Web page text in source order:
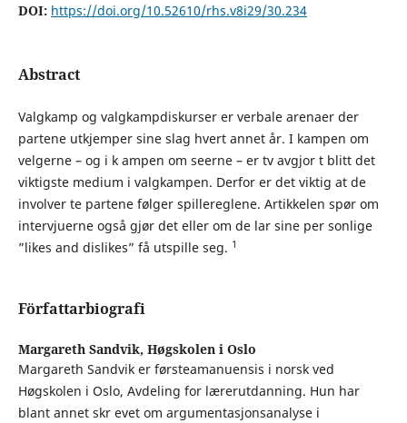
DOI: https://doi.org/10.52610/rhs.v8i29/30.234
Abstract
Valgkamp og valgkampdiskurser er verbale arenaer der
partene utkjemper sine slag hvert annet år. I kampen om
velgerne – og i k ampen om seerne – er tv avgjor t blitt det
viktigste medium i valgkampen. Derfor er det viktig at de
involver te partene følger spillereglene. Artikkelen spør om
intervjuerne også gjør det eller om de lar sine per sonlige
”likes and dislikes” få utspille seg. 1
Författarbiografi
Margareth Sandvik, Høgskolen i Oslo
Margareth Sandvik er førsteamanuensis i norsk ved
Høgskolen i Oslo, Avdeling for lærerutdanning. Hun har
blant annet skr evet om argumentasjonsanalyse i